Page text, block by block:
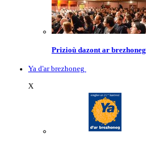
Prizioù dazont ar brezhoneg
Ya d'ar brezhoneg
X